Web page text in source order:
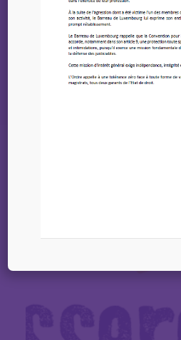
Passerell asbl
Invitation
gratuites sur
humains